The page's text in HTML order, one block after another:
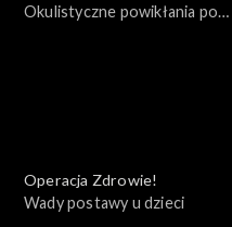
Okulistyczne powikłania po
Operacja Zdrowie!
Wady postawy u dzieci